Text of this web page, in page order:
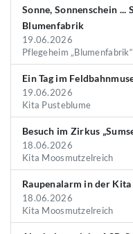
Sonne, Sonnenschein ...
Blumenfabrik
19.06.2026
Pflegeheim
Ein Tag im
19.06.2026
Kita Pusteblume
Besuch im Zirkus
18.06.2026
Kita Moosmutzelreich
Raupenalarm in der
18.06.2026
Kita Moosmutzelreich